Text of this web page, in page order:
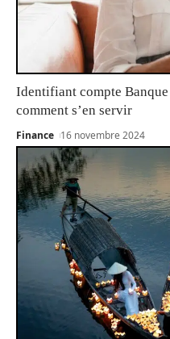
Identifiant compte
comment s’en servir
Finance 16 novembre 2024